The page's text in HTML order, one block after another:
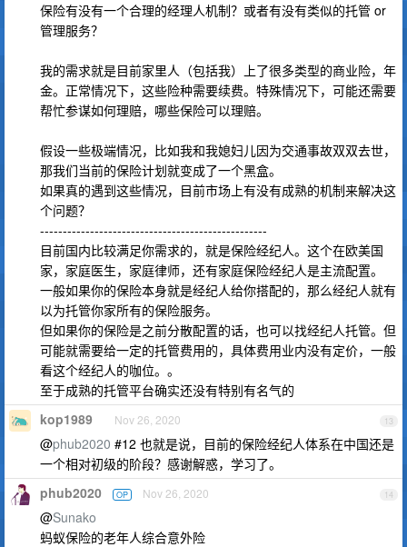
保险有没有一个合理的经理人机制？或者有没有类似的托管 or
管理服务？
我的需求就是目前家里人（包括我）上了很多类型的商业险，年
金。正常情况下，这些险种需要续费。特殊情况下，可能还需要
帮忙参谋如何理赔，哪些保险可以理赔。
假设一些极端情况，比如我和我媳妇儿因为交通事故双双去世，
那我们当前的保险计划就变成了一个黑盒。
如果真的遇到这些情况，目前市场上有没有成熟的机制来解决这
个问题？
--------------------------------------------------
目前国内比较满足你需求的，就是保险经纪人。这个在欧美国
家，家庭医生，家庭律师，还有家庭保险经纪人是主流配置。
一般如果你的保险本身就是经纪人给你搭配的，那么经纪人就有
以为托管你家所有的保险服务。
但如果你的保险是之前分散配置的话，也可以找经纪人托管。但
可能就需要给一定的托管费用的，具体费用业内没有定价，一般
看这个经纪人的咖位。。
至于成熟的托管平台确实还没有特别有名气的
13
kop1989 Nov 26, 2020
@phub2020 #12 也就是说，目前的保险经纪人体系在中国还是
一个相对初级的阶段？感谢解惑，学习了。
14
phub2020 OP Nov 26, 2020
@Sunako
蚂蚁保险的老年人综合意外险